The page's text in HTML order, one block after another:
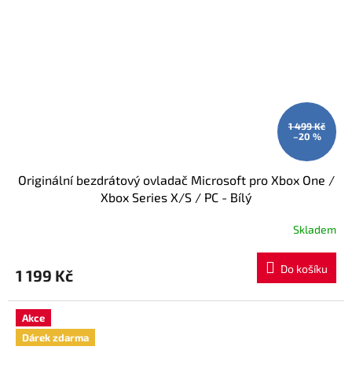
1 499 Kč
–20 %
Originální bezdrátový ovladač Microsoft pro Xbox One /
Xbox Series X/S / PC - Bílý
Skladem
1 199 Kč Do košíku
Akce
Dárek zdarma